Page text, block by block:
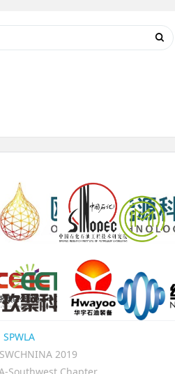
SPWLA
2019